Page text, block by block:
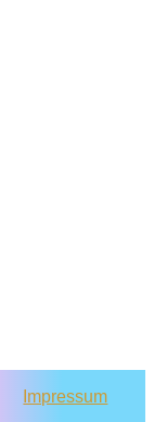
Impressum